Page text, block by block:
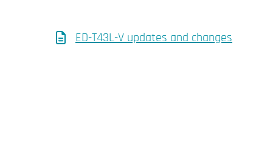
ED-T43L-V updates and changes